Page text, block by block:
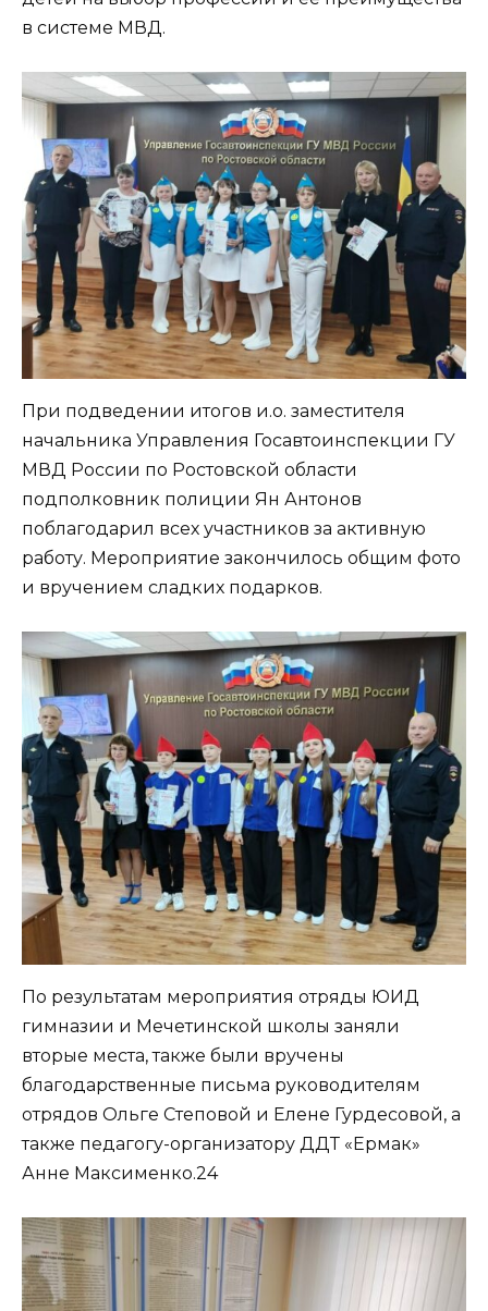
в системе МВД.
При подведении итогов и.о. заместителя
начальника Управления Госавтоинспекции ГУ
МВД России по Ростовской области
подполковник полиции Ян Антонов
поблагодарил всех участников за активную
работу. Мероприятие закончилось общим фото
и вручением сладких подарков.
По результатам мероприятия отряды ЮИД
гимназии и Мечетинской школы заняли
вторые места, также были вручены
благодарственные письма руководителям
отрядов Ольге Степовой и Елене Гурдесовой, а
также педагогу-организатору ДДТ «Ермак»
Анне Максименко.24